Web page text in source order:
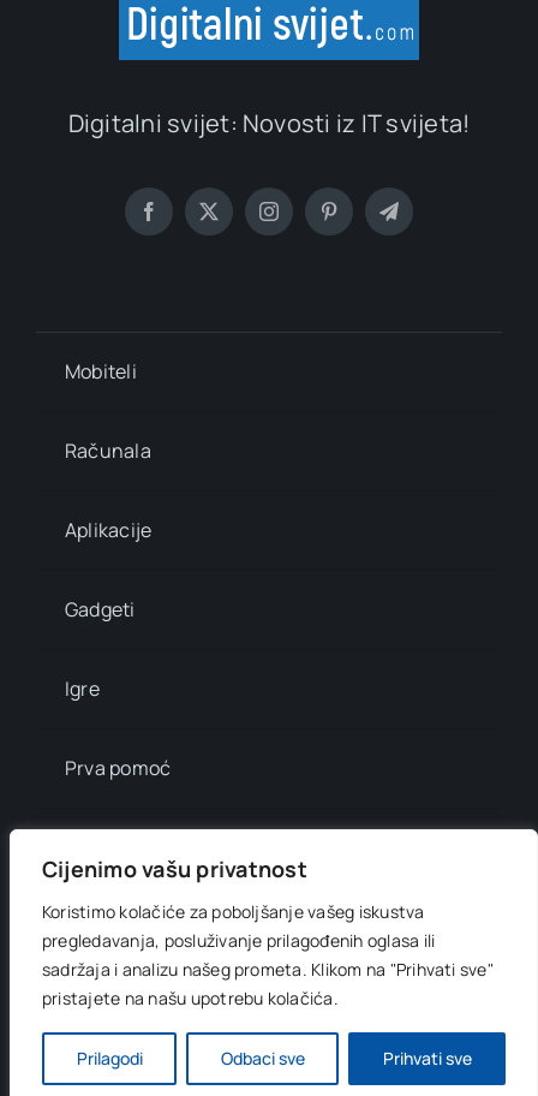
Cijenimo vašu privatnost
Koristimo kolačiće za poboljšanje vašeg iskustva
pregledavanja, posluživanje prilagođenih oglasa ili
sadržaja i analizu našeg prometa. Klikom na "Prihvati sve"
pristajete na našu upotrebu kolačića.
Prilagodi Odbaci sve Prihvati sve
Digitalni svijet: Novosti iz IT svijeta!
Mobiteli
Računala
Aplikacije
Gadgeti
Igre
Prva pomoć
Info brojevi
Developed byOnlinePress Ltd